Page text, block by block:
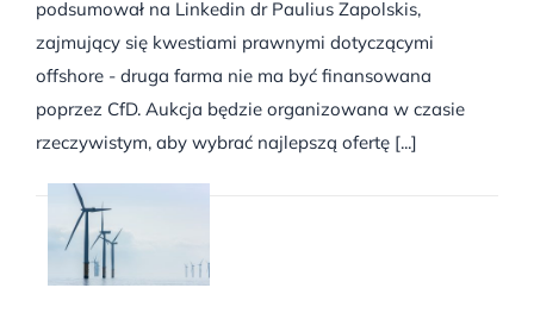
podsumował na Linkedin dr Paulius Zapolskis,
zajmujący się kwestiami prawnymi dotyczącymi
offshore - druga farma nie ma być finansowana
poprzez CfD. Aukcja będzie organizowana w czasie
rzeczywistym, aby wybrać najlepszą ofertę [...]